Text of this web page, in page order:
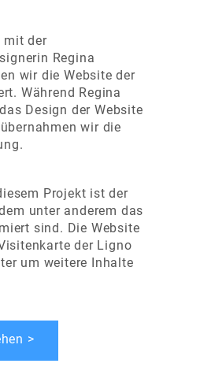
mit der
Regina
wir die Website der
Während Regina
Design der Website
wir die
Projekt ist der
unter anderem das
sind. Die Website
der Ligno
um weitere Inhalte
>